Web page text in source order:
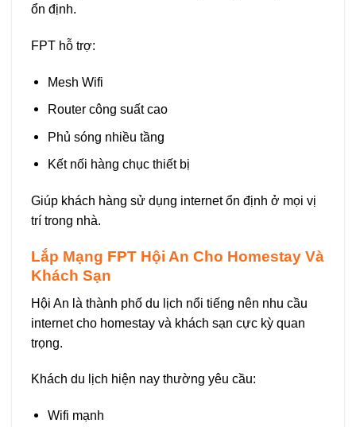
ổn định.
FPT hỗ trợ:
Mesh Wifi
Router công suất cao
Phủ sóng nhiều tầng
Kết nối hàng chục thiết bị
Giúp khách hàng sử dụng internet ổn định ở mọi vị
trí trong nhà.
Lắp Mạng FPT Hội An Cho Homestay Và
Khách Sạn
Hội An là thành phố du lịch nổi tiếng nên nhu cầu
internet cho homestay và khách sạn cực kỳ quan
trọng.
Khách du lịch hiện nay thường yêu cầu:
Wifi mạnh